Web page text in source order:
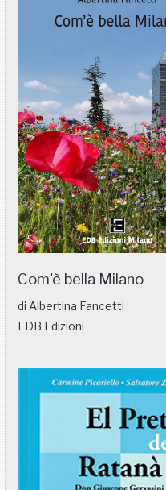
NATUROPATIA IN BREVE 18/01
Com'è bella Milano
di Albertina Fancetti
EDB Edizioni